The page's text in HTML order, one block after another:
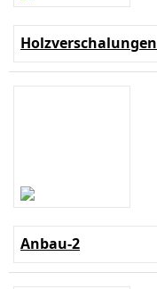
Holzverschalungen
Anbau-2